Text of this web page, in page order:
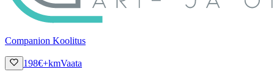
Companion Koolitus
198€+kmVaata